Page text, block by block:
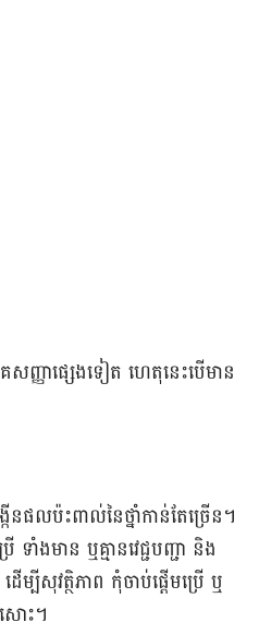
សញ្ញា​ផ្សេង​ទៀត ហេតុនេះ​បើ​​មាន​
ផល​ប៉ះ​ពាល់​នៃ​ថ្នាំ​កាន់​តែ​ច្រើន។
ទាំង​មាន ឬ​គ្មាន​វេជ្ជបញ្ជា​ និង​
សុវត្ថិភាព កុំ​ចាប់ផ្ដើម​ប្រើ​ ឬ​
ោះ។